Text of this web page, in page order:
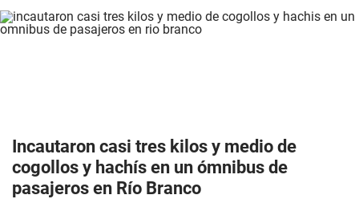
Incautaron casi tres kilos y medio de
cogollos y hachís en un ómnibus de
pasajeros en Río Branco